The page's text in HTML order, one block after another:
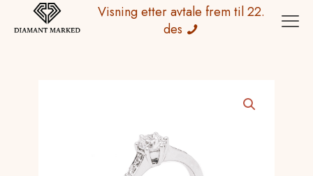
Visning etter avtale frem til 22.
des